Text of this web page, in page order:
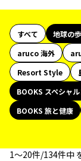
すべて 地球の
aruco 海外
Resort Style
BOOKS スペシャ
BOOKS 旅と健康
1〜20件/134件中